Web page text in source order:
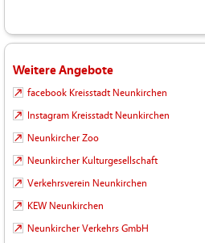
Weitere Angebote
facebook Kreisstadt Neunkirchen
Instagram Kreisstadt Neunkirchen
Neunkircher Zoo
Neunkircher Kulturgesellschaft
Verkehrsverein Neunkirchen
KEW Neunkirchen
Neunkircher Verkehrs GmbH